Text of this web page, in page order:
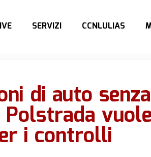
SERVIZI CCNLULIAS
di auto senza
Polstrada
i controlli